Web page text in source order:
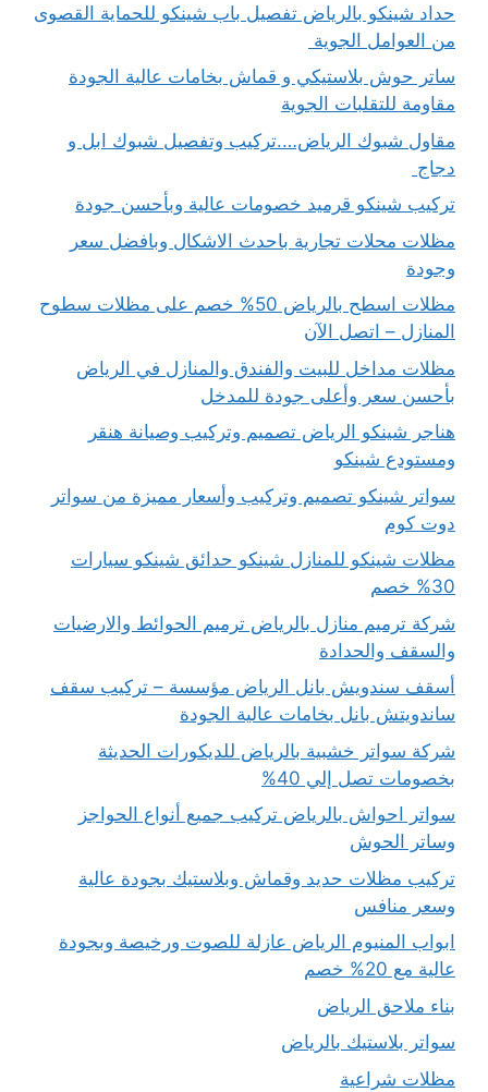
حداد شينكو بالرياض تفصيل باب شينكو للحماية القصوى
من العوامل الجوية
ساتر حوش بلاستيكي و قماش بخامات عالية الجودة
مقاومة للتقلبات الجوية
مقاول شبوك الرياض….تركيب وتفصيل شبوك ابل و
دجاج
تركيب شينكو قرميد خصومات عالية وبأحسن جودة
مظلات محلات تجارية باحدث الاشكال وبافضل سعر
وجودة
مظلات اسطح بالرياض 50% خصم على مظلات سطوح
المنازل – اتصل الآن
مظلات مداخل للبيت والفندق والمنازل في الرياض
بأحسن سعر وأعلى جودة للمدخل
هناجر شينكو الرياض تصميم وتركيب وصيانة هنقر
ومستودع شينكو
سواتر شينكو تصميم وتركيب وأسعار مميزة من سواتر
دوت كوم
مظلات شينكو للمنازل شينكو حدائق شينكو سيارات
30% خصم
شركة ترميم منازل بالرياض ترميم الحوائط والارضيات
والسقف والحدادة
أسقف سندويش بانل الرياض مؤسسة – تركيب سقف
ساندويتش بانل بخامات عالية الجودة
شركة سواتر خشبية بالرياض للديكورات الحديثة
بخصومات تصل إلي 40%
سواتر احواش بالرياض تركيب جميع أنواع الحواجز
وساتر الحوش
تركيب مظلات حديد وقماش وبلاستيك بجودة عالية
وسعر منافس
ابواب المنيوم الرياض عازلة للصوت ورخيصة وبجودة
عالية مع 20% خصم
بناء ملاحق الرياض
سواتر بلاستيك بالرياض
مظلات شراعية